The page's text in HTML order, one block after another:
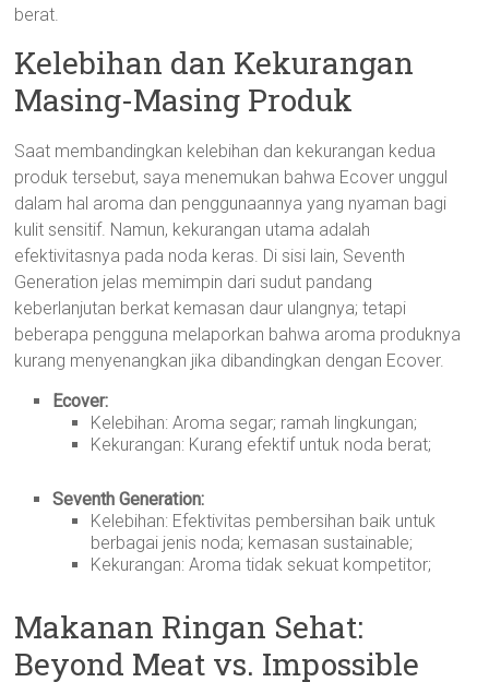
berat.
Kelebihan dan Kekurangan
Masing-Masing Produk
Saat membandingkan kelebihan dan kekurangan kedua
produk tersebut, saya menemukan bahwa Ecover unggul
dalam hal aroma dan penggunaannya yang nyaman bagi
kulit sensitif. Namun, kekurangan utama adalah
efektivitasnya pada noda keras. Di sisi lain, Seventh
Generation jelas memimpin dari sudut pandang
keberlanjutan berkat kemasan daur ulangnya; tetapi
beberapa pengguna melaporkan bahwa aroma produknya
kurang menyenangkan jika dibandingkan dengan Ecover.
Ecover:
Kelebihan: Aroma segar; ramah lingkungan;
Kekurangan: Kurang efektif untuk noda berat;
Seventh Generation:
Kelebihan: Efektivitas pembersihan baik untuk
berbagai jenis noda; kemasan sustainable;
Kekurangan: Aroma tidak sekuat kompetitor;
Makanan Ringan Sehat:
Beyond Meat vs. Impossible